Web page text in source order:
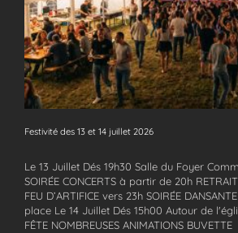
Festivité des 13 et 14 juillet 2026
Festivité des 13 et 14 juillet 2026
Le 13 Juillet Dés 19h30 Salle du Foyer
SOIRÉE CONCERTS à partir de 20h
FEU D’ARTIFICE vers 23h SOIRÉE
place Le 14 Juillet Dés 15h00 Autour de
FÊTE NOMBREUSES ANIMATIONS BUVETTE